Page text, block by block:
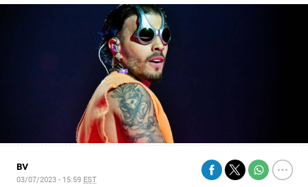
BV
03/07/2023 - 15:59 EST